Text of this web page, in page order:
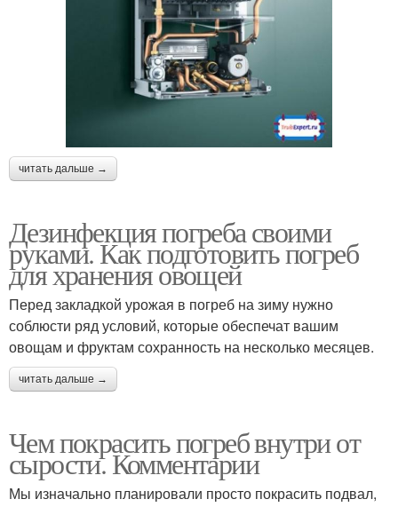
читать дальше →
Дезинфекция погреба своими
руками. Как подготовить погреб
для хранения овощей
Перед закладкой урожая в погреб на зиму нужно
соблюсти ряд условий, которые обеспечат вашим
овощам и фруктам сохранность на несколько месяцев.
читать дальше →
Чем покрасить погреб внутри от
сырости. Комментарии
Мы изначально планировали просто покрасить подвал,